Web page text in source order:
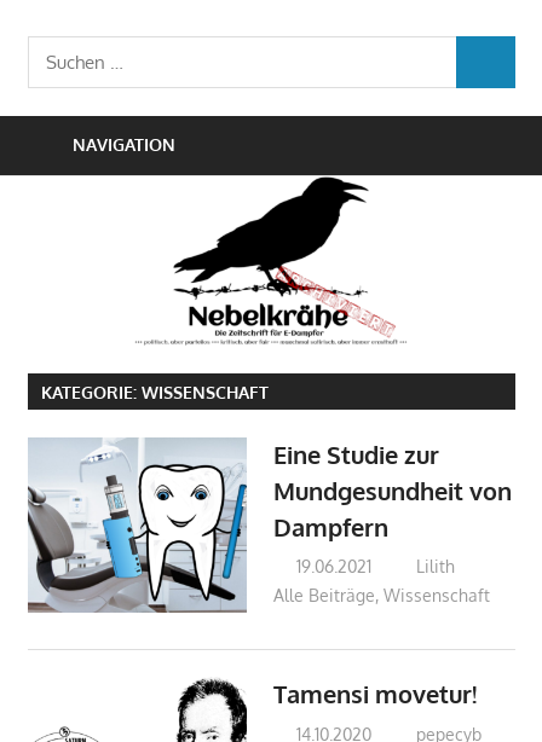
Inhalt
springen
Die
Zeitschrift
Suchen
nach:
NAVIGATION
KATEGORIE: WISSENSCHAFT
Eine Studie zur
Mundgesundheit von
Dampfern
19.06.2021
Lilith
Alle Beiträge,Wissenschaft
Tamensi movetur!
14.10.2020
pepecyb